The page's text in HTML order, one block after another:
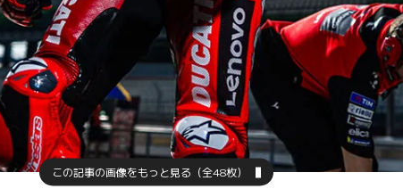
この記事の画像をもっと見る（全48枚）